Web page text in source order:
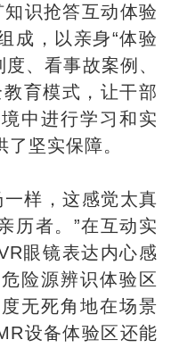
识抢答互动体验
成，以亲身“体验
、看事故案例、
育模式，让干部
中进行学习和实
坚实保障。
样，这感觉太真
历者。”在互动实
眼镜表达内心感
险源辨识体验区
无死角地在场景
设备体验区还能